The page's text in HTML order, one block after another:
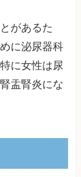
があるた
に泌尿器科
に女性は尿
盂腎炎にな